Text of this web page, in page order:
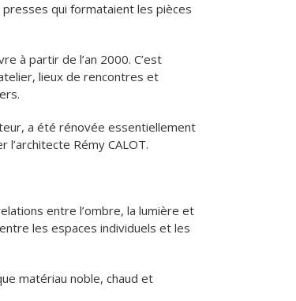
qui formataient les pièces
à partir de l’an 2000. C’est
lieux de rencontres et
a été rénovée essentiellement
l’architecte Rémy CALOT.
entre l’ombre, la lumière et
les espaces individuels et les
matériau noble, chaud et